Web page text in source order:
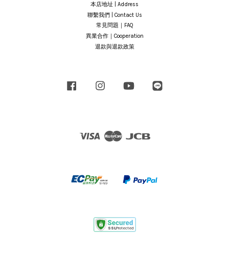
本店地址 | Address
聯繫我們 | Contact Us
常見問題｜FAQ
異業合作｜Cooperation
退款與退款政策
Facebook Instagram YouTube
Visa Master